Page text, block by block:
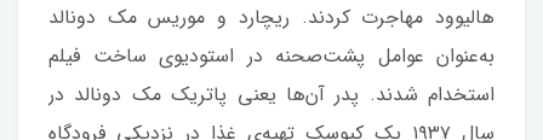
هالیوود مهاجرت کردند. ریچارد و موریس مک دونالد
به‌عنوان عوامل پشت‌صحنه‌ در استودیوی ساخت فیلم
استخدام شدند. پدر آن‌ها یعنی پاتریک مک دونالد در
سال ۱۹۳۷ یک کیوسک تهیه‌ی غذا در نزدیکی فرودگاه